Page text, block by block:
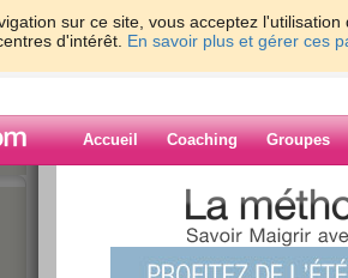
sur ce site, vous acceptez
d'intérêt. En savoir plus et gérer ces
Accueil Coaching Groupes
> jeanmichelcohen